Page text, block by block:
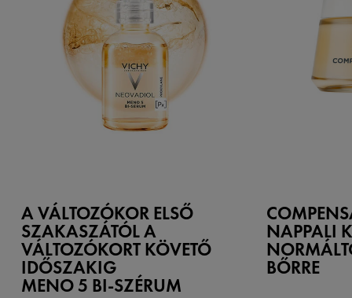
A VÁLTOZÓKOR ELSŐ
SZAKASZÁTÓL A
VÁLTOZÓKORT KÖVETŐ
IDŐSZAKIG
MENO 5 BI-SZÉRUM
NAPPALI
BŐRRE